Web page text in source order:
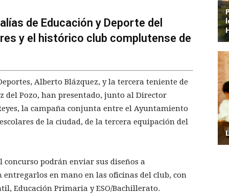
de Educación y Deporte del
y el histórico club complutense de
Alberto Blázquez, y la tercera teniente de
del Pozo, han presentado, junto al Director
la campaña conjunta entre el Ayuntamiento
de la ciudad, de la tercera equipación del
podrán enviar sus diseños a
entregarlos en mano en las oficinas del club, con
Educación Primaria y ESO/Bachillerato.